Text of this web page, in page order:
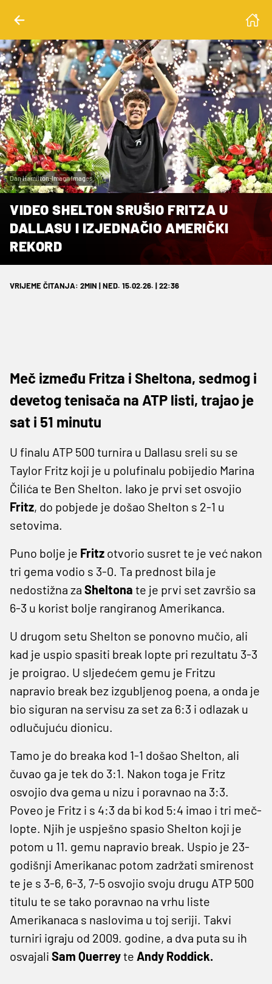
Dan Hamilton-Imagn Images
VIDEO SHELTON SRUŠIO FRITZA U
DALLASU I IZJEDNAČIO AMERIČKI
REKORD
VRIJEME ČITANJA: 2MIN | NED. 15.02.26. | 22:36
Meč između Fritza i Sheltona, sedmog i
devetog tenisača na ATP listi, trajao je
sat i 51 minutu
U finalu ATP 500 turnira u Dallasu sreli su se
Taylor Fritz koji je u polufinalu pobijedio Marina
Čilića te Ben Shelton. Iako je prvi set osvojio
Fritz, do pobjede je došao Shelton s 2-1 u
setovima.
Puno bolje je Fritz otvorio susret te je već nakon
tri gema vodio s 3-0. Ta prednost bila je
nedostižna za Sheltona te je prvi set završio sa
6-3 u korist bolje rangiranog Amerikanca.
U drugom setu Shelton se ponovno mučio, ali
kad je uspio spasiti break lopte pri rezultatu 3-3
je proigrao. U sljedećem gemu je Fritzu
napravio break bez izgubljenog poena, a onda je
bio siguran na servisu za set za 6:3 i odlazak u
odlučujuću dionicu.
Tamo je do breaka kod 1-1 došao Shelton, ali
čuvao ga je tek do 3:1. Nakon toga je Fritz
osvojio dva gema u nizu i poravnao na 3:3.
Poveo je Fritz i s 4:3 da bi kod 5:4 imao i tri meč-
lopte. Njih je uspješno spasio Shelton koji je
potom u 11. gemu napravio break. Uspio je 23-
godišnji Amerikanac potom zadržati smirenost
te je s 3-6, 6-3, 7-5 osvojio svoju drugu ATP 500
titulu te se tako poravnao na vrhu liste
Amerikanaca s naslovima u toj seriji. Takvi
turniri igraju od 2009. godine, a dva puta su ih
osvajali Sam Querreyte Andy Roddick.